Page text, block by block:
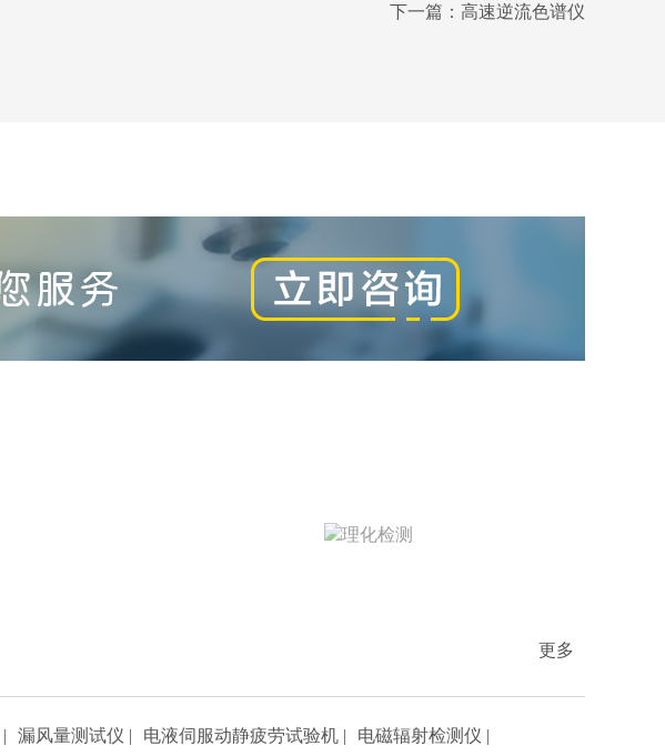
下一篇： 高速逆流色谱仪
量、产品质量检验等项目领域，为客户提供科
学严谨的数据支持。
项目数量-463
更多
| 漏风量测试仪 | 电液伺服动静疲劳试验机 | 电磁辐射检测仪 |